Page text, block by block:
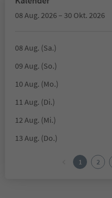
08 Aug. 2026 – 30 Okt. 2026
08 Aug. (Sa.)
09 Aug. (So.)
10 Aug. (Mo.)
11 Aug. (Di.)
12 Aug. (Mi.)
13 Aug. (Do.)
1 2